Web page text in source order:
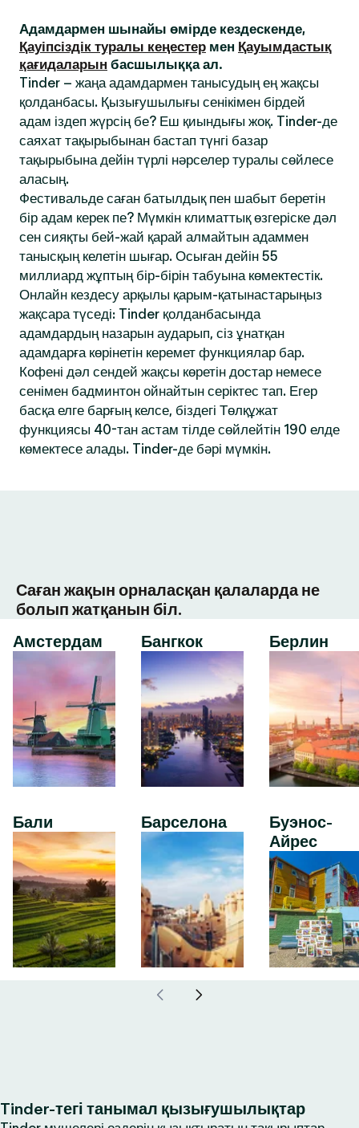
Адамдармен шынайы өмірде кездескенде,
Қауіпсіздік туралы кеңестер мен Қауымдастық
қағидаларын басшылыққа ал.
Tinder – жаңа адамдармен танысудың ең жақсы
қолданбасы. Қызығушылығы сенікімен бірдей
адам іздеп жүрсің бе? Еш қиындығы жоқ. Tinder-де
саяхат тақырыбынан бастап түнгі базар
тақырыбына дейін түрлі нәрселер туралы сөйлесе
аласың.
Фестивальде саған батылдық пен шабыт беретін
бір адам керек пе? Мүмкін климаттық өзгеріске дәл
сен сияқты бей-жай қарай алмайтын адаммен
танысқың келетін шығар. Осыған дейін 55
миллиард жұптың бір-бірін табуына көмектестік.
Онлайн кездесу арқылы қарым-қатынастарыңыз
жақсара түседі: Tinder қолданбасында
адамдардың назарын аударып, сіз ұнатқан
адамдарға көрінетін керемет функциялар бар.
Кофені дәл сендей жақсы көретін достар немесе
сенімен бадминтон ойнайтын серіктес тап. Егер
басқа елге барғың келсе, біздегі Төлқұжат
функциясы 40-тан астам тілде сөйлейтін 190 елде
көмектесе алады. Tinder-де бәрі мүмкін.
Саған жақын орналасқан қалаларда не
болып жатқанын біл.
Амстердам
Бали
Бангкок
Барселона
Берлин
Буэнос-
Айрес
Tinder-тегі танымал қызығушылықтар